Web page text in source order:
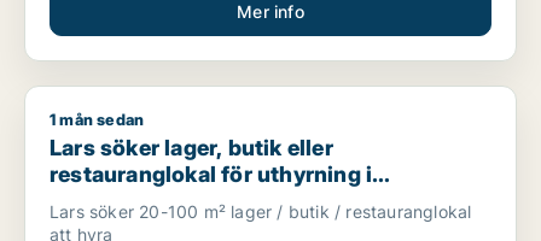
Mer info
Lars söker lager, butik eller restauranglokal för uthyrning i
1 mån sedan
Lars söker lager, butik eller
restauranglokal för uthyrning i
Stockholm Innerstad, Kungsholmen eller
Vasastan m.fl.
Lars söker 20-100 m² lager / butik / restauranglokal
att hyra